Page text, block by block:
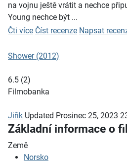
na vojnu ještě vrátit a nechce
Young nechce být ...
Čti více Číst recenze Napsat
Shower (2012)
6.5 (2)
Filmobanka
Jiřik Updated Prosinec 25, 2023
Základní informace o
Země
Norsko